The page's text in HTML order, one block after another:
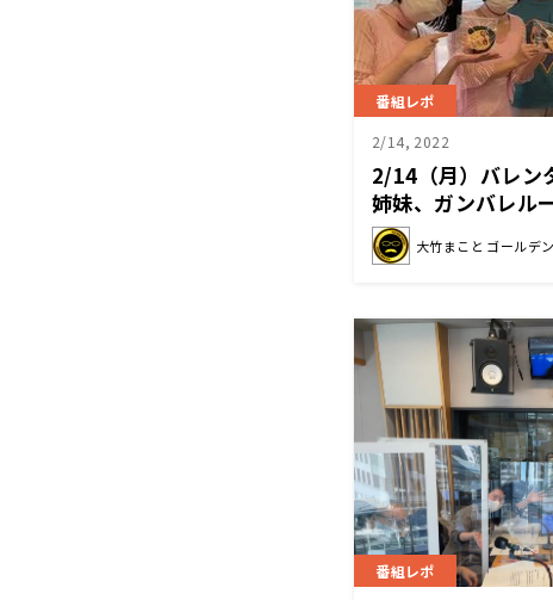
番組レポ
2/14, 2022
2/14（月）バレン
姉妹、ガンバレル
ントが！！
大竹まこと ゴールデ
番組レポ